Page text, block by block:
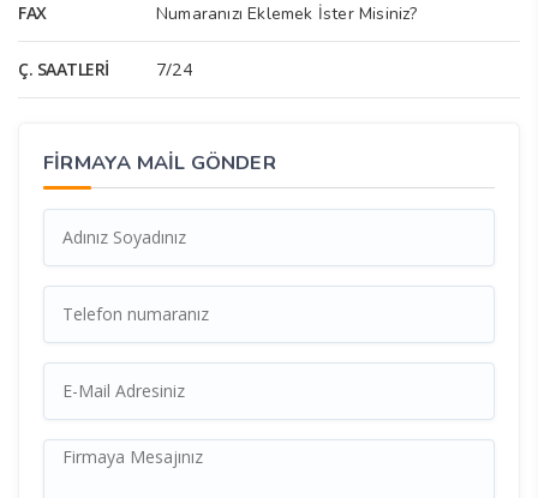
FAX Numaranızı Eklemek İster Misiniz?
Ç. SAATLERI 7/24
FİRMAYA MAİL GÖNDER